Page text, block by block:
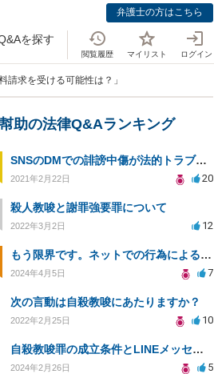
弁護士の方はこちら
を探す
閲覧履歴 マイリスト ログイン
請求を受ける可能性は？」
助の法律Q&Aランキング
SNSのDMでの誹謗中傷が法的トラブルに発展するか？
2021年2月22日 20
殺人教唆と謝罪強要罪について
2022年3月2日 12
もう限界です。ネットでの行為による殺人罪の可能性についての質問
2024年4月5日 7
次の言動は自殺教唆にあたりますか？
2022年2月25日 10
自殺教唆罪の成立条件とLINEメッセージの影響は？
2024年2月26日 5